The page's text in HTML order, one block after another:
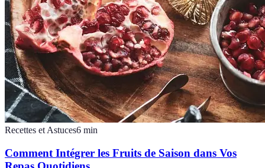
Recettes et Astuces6 min
Comment Intégrer les Fruits de Saison dans Vos